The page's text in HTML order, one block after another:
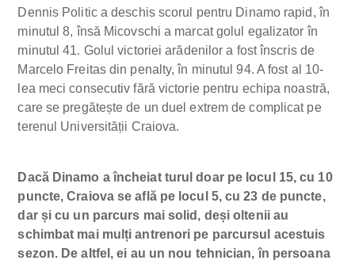
Dennis Politic a deschis scorul pentru Dinamo rapid, în
minutul 8, însă Micovschi a marcat golul egalizator în
minutul 41. Golul victoriei arădenilor a fost înscris de
Marcelo Freitas din penalty, în minutul 94. A fost al 10-
lea meci consecutiv fără victorie pentru echipa noastră,
care se pregătește de un duel extrem de complicat pe
terenul Universității Craiova.
Dacă Dinamo a încheiat turul doar pe locul 15, cu 10
puncte, Craiova se află pe locul 5, cu 23 de puncte,
dar și cu un parcurs mai solid, deși oltenii au
schimbat mai mulți antrenori pe parcursul acestuis
sezon. De altfel, ei au un nou tehnician, în persoana